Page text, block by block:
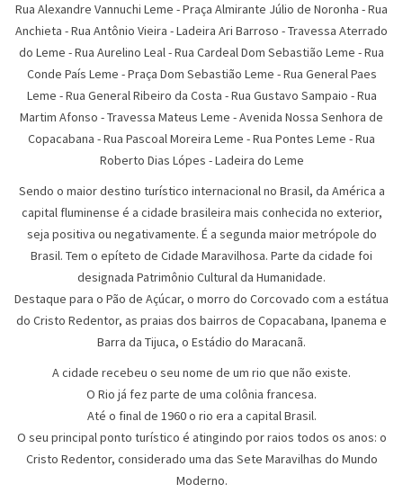
Rua Alexandre Vannuchi Leme - Praça Almirante Júlio de Noronha - Rua
Anchieta - Rua Antônio Vieira - Ladeira Ari Barroso - Travessa Aterrado
do Leme - Rua Aurelino Leal - Rua Cardeal Dom Sebastião Leme - Rua
Conde País Leme - Praça Dom Sebastião Leme - Rua General Paes
Leme - Rua General Ribeiro da Costa - Rua Gustavo Sampaio - Rua
Martim Afonso - Travessa Mateus Leme - Avenida Nossa Senhora de
Copacabana - Rua Pascoal Moreira Leme - Rua Pontes Leme - Rua
Roberto Dias Lópes - Ladeira do Leme
Sendo o maior destino turístico internacional no Brasil, da América a
capital fluminense é a cidade brasileira mais conhecida no exterior,
seja positiva ou negativamente. É a segunda maior metrópole do
Brasil. Tem o epíteto de Cidade Maravilhosa. Parte da cidade foi
designada Patrimônio Cultural da Humanidade.
Destaque para o Pão de Açúcar, o morro do Corcovado com a estátua
do Cristo Redentor, as praias dos bairros de Copacabana, Ipanema e
Barra da Tijuca, o Estádio do Maracanã.
A cidade recebeu o seu nome de um rio que não existe.
O Rio já fez parte de uma colônia francesa.
Até o final de 1960 o rio era a capital Brasil.
O seu principal ponto turístico é atingindo por raios todos os anos: o
Cristo Redentor, considerado uma das Sete Maravilhas do Mundo
Moderno.